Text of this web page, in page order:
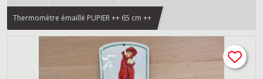
Thermomètre émaillé PUPIER ++ 65 cm ++